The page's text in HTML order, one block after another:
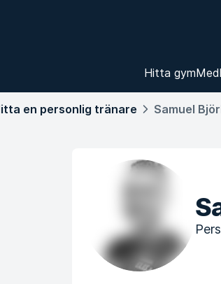
Hitta gym
en personlig tränare Samuel